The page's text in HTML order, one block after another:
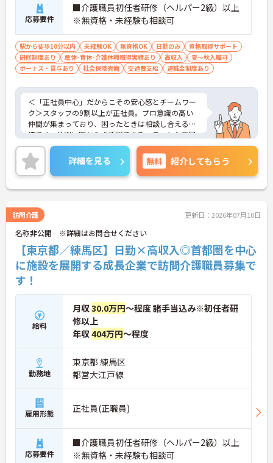
応募要件
■介護職員初任者研修（ヘルパー2級）以上
※無資格・未経験も相談可
駅から徒歩10分以内 未経験OK 無資格OK 日勤のみ
資格取得サポート
研修制度あり
産休･育休･介護休暇取得実績あり 高収入
夏～秋入職可
ボーナス・賞与あり
社会保険完備 交通費支給 退職金制度あり
＜「正社員中心」だからこその安心感とチームワー
ク＞スタッフの9割以上が正社員。プロ意識の高い
仲間が集まっており、困ったときは相談し合える環
境です。性別に関わらず活躍できるフラットな雰囲
気があります。
＜電動自転車でラクラク移動！身体への負担を軽減
＞会社から1人1台、専用の電動自転車が支給されま
す（一部例外あり）。お客様のご自宅への移動が快
適になるだけでなく、貸与された自転車での通勤も
合えます。
＜頑張りがしっかり給与に反映される仕組み＞「社
員を大事にする」をモットーに、業界トップクラス
の給与水準を目指しています。賞与は年2回あり、資
格手当や土日出勤手当も充実。キャリアパスも明確
で、管理者へのステップアップなど、頑張りに応じ
て収入もやりがいもアップします。
詳細を見る 無料 紹介してもらう
訪問介護 更新日：2026年07月10日
名称非公開 ※詳細はお問合せください
【東京都／練馬区】日勤×高収入◎首都圏を中心
に施設を展開する成長企業で訪問介護職員募集で
す！
給料
月収30.0万円～程度 諸手当込み※初任者研
修以上
年収404万円～程度
勤務地
東京都 練馬区
都営大江戸線
雇用形態 正社員(正職員)
応募要件
■介護職員初任者研修（ヘルパー2級）以上
※無資格・未経験も相談可